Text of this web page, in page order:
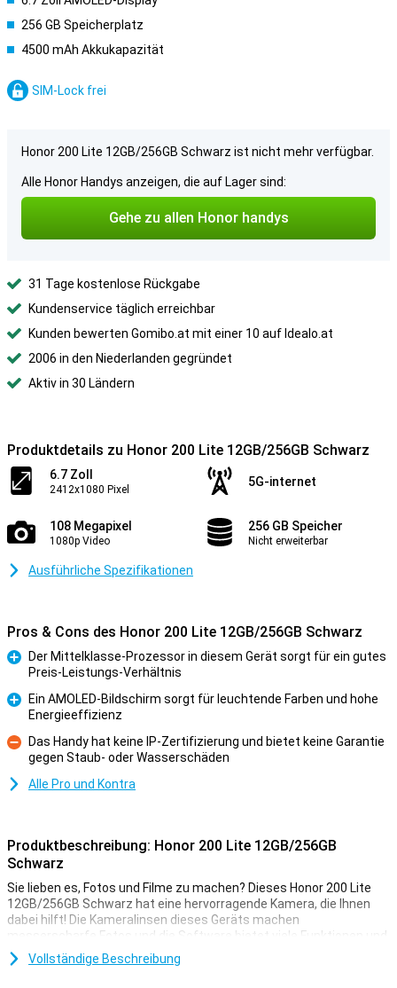
256 GB Speicherplatz
4500 mAh Akkukapazität
SIM-Lock frei
Honor 200 Lite 12GB/256GB Schwarz ist nicht mehr verfügbar.
Alle Honor Handys anzeigen, die auf Lager sind:
Gehe zu allen Honor handys
31 Tage kostenlose Rückgabe
Kundenservice täglich erreichbar
Kunden bewerten Gomibo.at mit einer 10 auf Idealo.at
2006 in den Niederlanden gegründet
Aktiv in 30 Ländern
Produktdetails zu Honor 200 Lite 12GB/256GB Schwarz
6.7 Zoll
2412x1080 Pixel
5G-internet
108 Megapixel
1080p Video
256 GB Speicher
Nicht erweiterbar
Ausführliche Spezifikationen
Pros & Cons des Honor 200 Lite 12GB/256GB Schwarz
Der Mittelklasse-Prozessor in diesem Gerät sorgt für ein gutes
Preis-Leistungs-Verhältnis
Ein AMOLED-Bildschirm sorgt für leuchtende Farben und hohe
Energieeffizienz
Kontra
Das Handy hat keine IP-Zertifizierung und bietet keine Garantie
gegen Staub- oder Wasserschäden
Alle Pro und Kontra
Produktbeschreibung: Honor 200 Lite 12GB/256GB
Schwarz
Sie lieben es, Fotos und Filme zu machen? Dieses Honor 200 Lite
12GB/256GB Schwarz hat eine hervorragende Kamera, die Ihnen
dabei hilft! Die Kameralinsen dieses Geräts machen
messerscharfe Fotos und die Software bietet viele Funktionen und
Unterstützung beim Fotografieren.
Vollständige Beschreibung